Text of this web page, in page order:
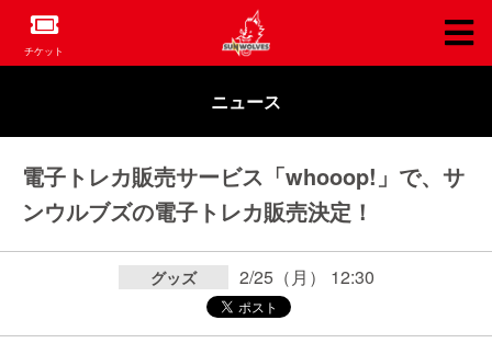
チケット
ニュース
電子トレカ販売サービス「whooop!」で、サ
ンウルブズの電子トレカ販売決定！
グッズ 2/25（月） 12:30